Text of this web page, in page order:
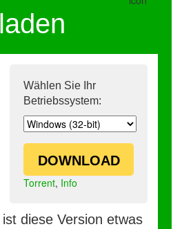
Wählen Sie Ihr
Betriebssystem:
DOWNLOAD
Torrent, Info
diese Version etwas